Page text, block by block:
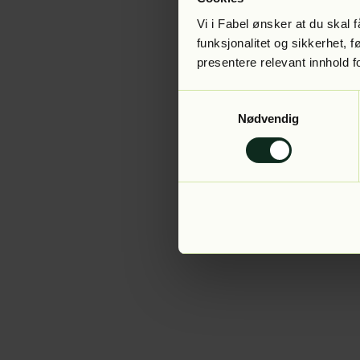
Vi i Fabel ønsker at du skal
funksjonalitet og sikkerhet,
presentere relevant innhold
Nødvendig
Application